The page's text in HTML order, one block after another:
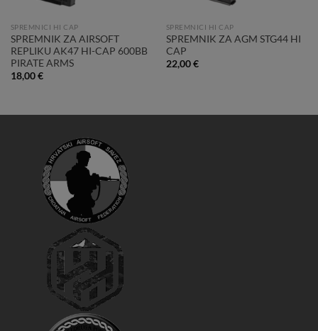
SPREMNICI HI CAP
SPREMNIK ZA AIRSOFT
REPLIKU AK47 HI-CAP 600BB
PIRATE ARMS
18,00€
SPREMNICI HI CAP
SPREMNIK ZA AGM STG44 HI
CAP
22,00€